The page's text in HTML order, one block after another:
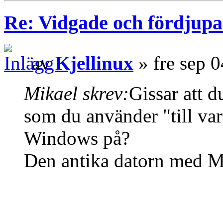
Re: Vidgade och
avKjellinux » fre sep
Mikael skrev:Gissar att
som du använder "till
Windows på?
Den antika datorn med